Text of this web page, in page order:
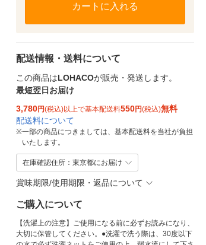
カートに入れる
配送情報・送料について
この商品はLOHACOが販売・発送します。
最短翌日お届け
3,780円(税込)以上で基本配送料550円(税込)無料
配送料について
※一部の商品につきましては、基本配送料を当社が負担
いたします。
在庫確認住所：東京都にお届け
賞味期限/使用期限・返品について
ご購入について
【洗濯上の注意】ご使用になる前に必ずお読みになり、
大切に保管してください。●洗濯で洗う際は、30度以下